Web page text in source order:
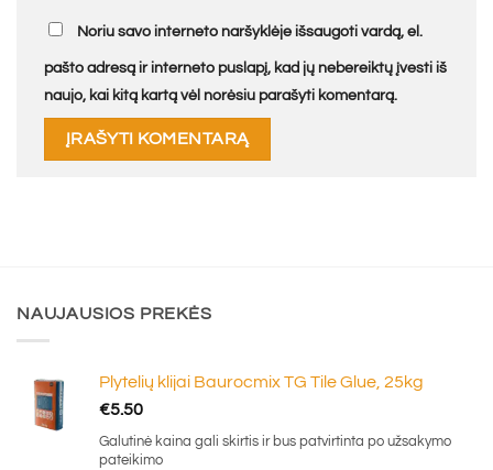
Noriu savo interneto naršyklėje išsaugoti vardą, el.
pašto adresą ir interneto puslapį, kad jų nebereiktų įvesti iš
naujo, kai kitą kartą vėl norėsiu parašyti komentarą.
NAUJAUSIOS PREKĖS
Plytelių klijai Baurocmix TG Tile Glue, 25kg
€5.50
Galutinė kaina gali skirtis ir bus patvirtinta po užsakymo
pateikimo